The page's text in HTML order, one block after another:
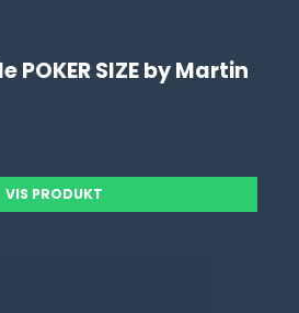
POKER SIZE by Martin
VIS PRODUKT